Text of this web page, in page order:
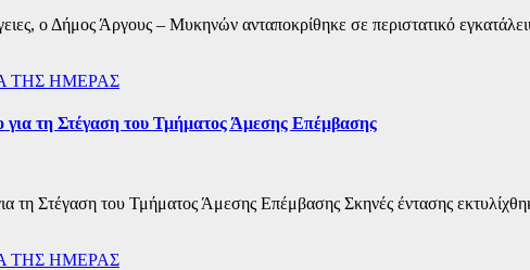
ο Δήμος Άργους – Μυκηνών ανταποκρίθηκε σε περιστατικό
ΤΗΣ ΗΜΕΡΑΣ
για τη Στέγαση του Τμήματος Άμεσης Επέμβασης
τη Στέγαση του Τμήματος Άμεσης Επέμβασης Σκηνές έντασης
ΤΗΣ ΗΜΕΡΑΣ